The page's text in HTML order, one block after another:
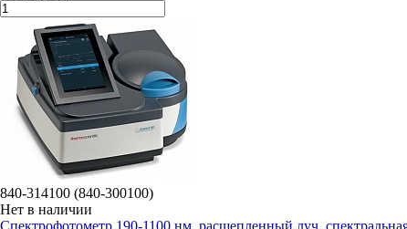
840-314100 (840-300100)
Нет в наличии
Спектрофотометр 190-1100 нм, расщепленный луч,